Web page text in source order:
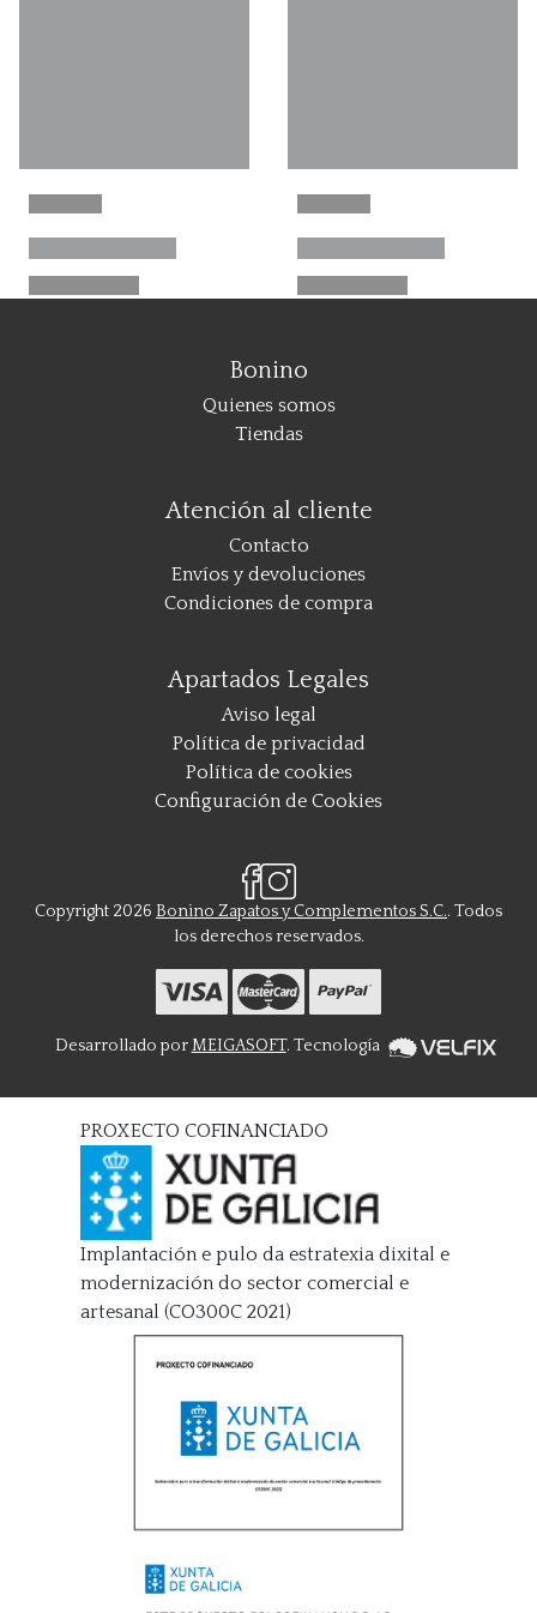
Bonino
Quienes somos
Tiendas
Atención al cliente
Contacto
Envíos y devoluciones
Condiciones de compra
Apartados Legales
Aviso legal
Política de privacidad
Política de cookies
Configuración de Cookies
Copyright 2026 Bonino Zapatos y Complementos S.C.. Todos
los derechos reservados.
Desarrollado porMEIGASOFT. Tecnología
PROXECTO COFINANCIADO
Implantación e pulo da estratexia dixital e
modernización do sector comercial e
artesanal (CO300C 2021)